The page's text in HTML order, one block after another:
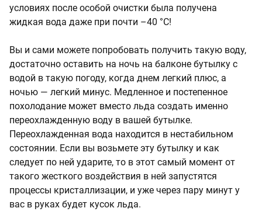
условиях после особой очистки была получена
жидкая вода даже при почти –40 °C!
Вы и сами можете попробовать получить такую воду,
достаточно оставить на ночь на балконе бутылку с
водой в такую погоду, когда днем легкий плюс, а
ночью — легкий минус. Медленное и постепенное
похолодание может вместо льда создать именно
переохлажденную воду в вашей бутылке.
Переохлажденная вода находится в нестабильном
состоянии. Если вы возьмете эту бутылку и как
следует по ней ударите, то в этот самый момент от
такого жесткого воздействия в ней запустятся
процессы кристаллизации, и уже через пару минут у
вас в руках будет кусок льда.